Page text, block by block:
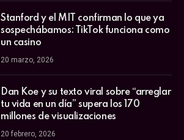
Stanford y el MIT confirman lo que ya
sospechábamos: TikTok funciona como
un casino
20 marzo, 2026
Dan Koe y su texto viral sobre “arreglar
tu vida en un día” supera los 170
millones de visualizaciones
20 febrero, 2026